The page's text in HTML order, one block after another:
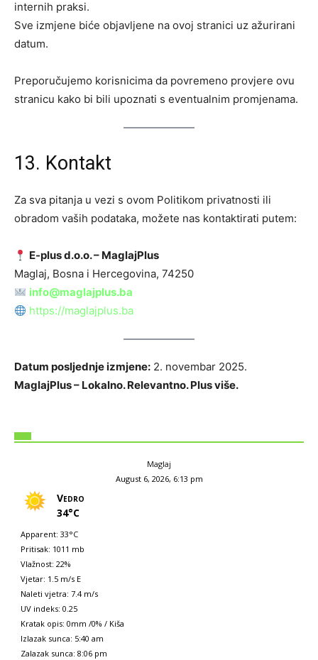
internih praksi.
Sve izmjene biće objavljene na ovoj stranici uz ažurirani
datum.
Preporučujemo korisnicima da povremeno provjere ovu
stranicu kako bi bili upoznati s eventualnim promjenama.
13. Kontakt
Za sva pitanja u vezi s ovom Politikom privatnosti ili
obradom vaših podataka, možete nas kontaktirati putem:
E-plus d.o.o. – MaglajPlus
Maglaj, Bosna i Hercegovina, 74250
info@maglajplus.ba
https://maglajplus.ba
Datum posljednje izmjene: 2. novembar 2025.
MaglajPlus – Lokalno. Relevantno. Plus više.
Maglaj
August 6, 2026, 6:13 pm
Vedro
34°C
Apparent: 33°C
Pritisak: 1011 mb
Vlažnost: 22%
Vjetar: 1.5 m/s E
Naleti vjetra: 7.4 m/s
UV indeks: 0.25
Kratak opis: 0mm /0% / Kiša
Izlazak sunca: 5:40 am
Zalazak sunca: 8:06 pm